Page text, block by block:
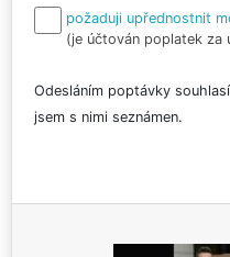
požaduji upřednostnit
(je účtován poplatek za
Odesláním poptávky
jsem s nimi seznámen.